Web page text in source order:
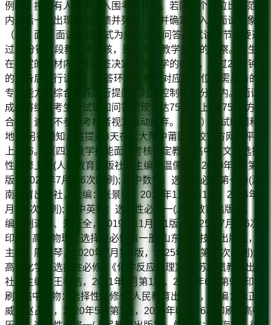
例的，按实有人数确定入围考核名单。若同一个岗位比例范围
内最后一名出现笔试成绩并列的，一并确定为入围面试对象。
（二）面试 面试考核形式为先试讲后问答。 试讲环节主要通
过10分钟片段教学来考核，是对考生教学技能的考察。考生
在指定的教材内随机抽签决定片段教学的内容，经过20分钟
的准备后进行试讲。 问答环节主要针对应聘岗位所需具备的
专业能力与综合素养进行提问，时间控制在10分钟内。 面试
成绩将综合考生的试讲和问答表现，达75分以上(含75分)方为
合格。逾期不参加考核者视为自动放弃。 （三）考试时间和
地点 另行通知，将提前3天在北大附中莆田学校官方网络平台
上发布。 （四）教学技能面试考核指定教材 高中语文：选择
性必修上册(人民教育出版社，主编：温儒敏，2020年3月第1
版，2025年7月第6次印刷); 高中数学：选择性必修第一册(湖
南教育出版社，主编：张景中，2019年11月第1版，2024年6
月第4次印刷); 高中英语：选择性必修一(人民教育出版社，主
编：刘道义、郑旺全，2019年11月第1版，2025年7月第6次
印刷); 高中物理：选择性必修第一册(山东科学技术出版社，
主编：廖伯琴，2020年7月第1版，2025年7月第10次印刷);
高中化学：选择性必修1《化学反应原理》(江苏凤凰教育出版
社，主编：王祖浩，2021年7月第1版，2025年6月第9次印
刷); 高中生物：选择性必修一(人民教育出版社，主编：朱正
威，赵占良，2020年5月第1版，2025年8月第6次印刷); 高中